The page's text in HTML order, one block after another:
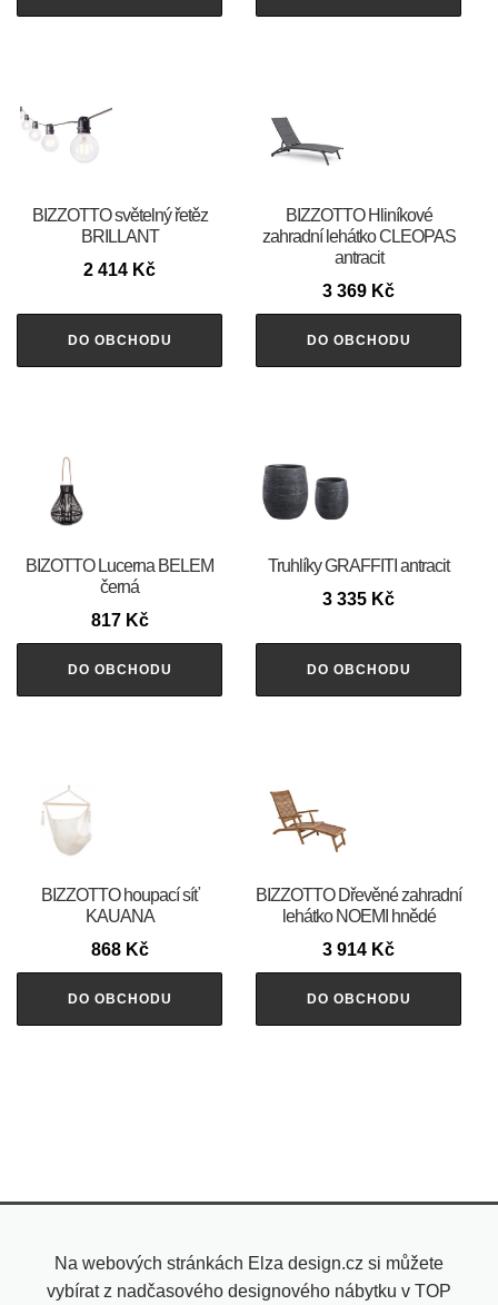
BIZZOTTO světelný řetěz
BRILLANT
2 414 Kč
DO OBCHODU
BIZZOTTO Hliníkové
zahradní lehátko CLEOPAS
antracit
3 369 Kč
DO OBCHODU
BIZOTTO Lucerna BELEM
černá
817 Kč
DO OBCHODU
Truhlíky GRAFFITI antracit
3 335 Kč
DO OBCHODU
BIZZOTTO houpací síť
KAUANA
868 Kč
DO OBCHODU
BIZZOTTO Dřevěné zahradní
lehátko NOEMI hnědé
3 914 Kč
DO OBCHODU
Na webových stránkách Elza design.cz si můžete
vybírat z nadčasového designového nábytku v TOP